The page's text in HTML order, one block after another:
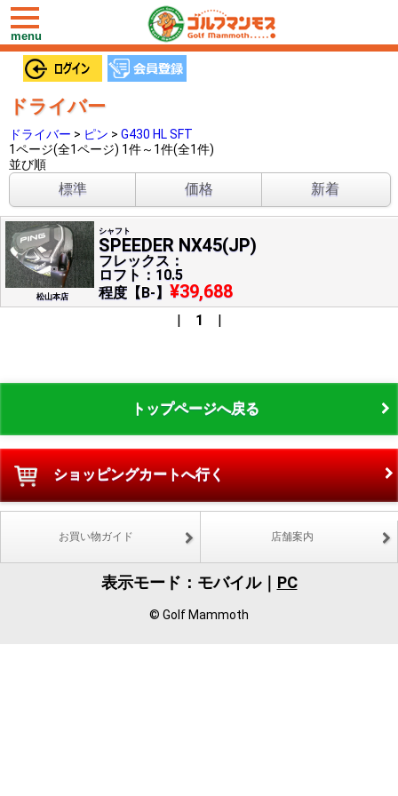
toggle
navigation
menu
ドライバー
ドライバー > ピン > G430 HL SFT
1ページ(全1ページ) 1件～1件(全1件)
並び順
標準 価格 新着
松山本店
シャフト
SPEEDER NX45(JP)
フレックス：
ロフト：10.5
程度【B-】 ¥39,688
| 1 |
トップページへ戻る
ショッピングカートへ行く
お買い物ガイド 店舗案内
表示モード：モバイル｜ PC
© Golf Mammoth